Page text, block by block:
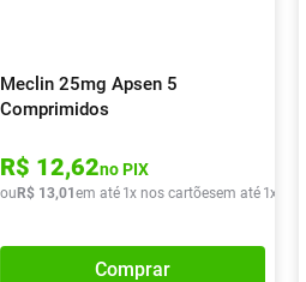
R$ 37,72
Meclin 25mg Apsen 5
Comprimidos
R$ 12,62no PIX
ou R$ 13,01em até 1x nos cartõesem até 1x de
Comprar